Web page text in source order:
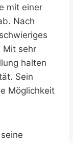
mit einer
Nach
Mit sehr
halten
Sein
Möglichkeit